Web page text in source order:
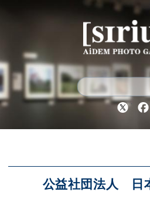
公益社団法人 日
シリウスについて
展示スケジュール
アクセス